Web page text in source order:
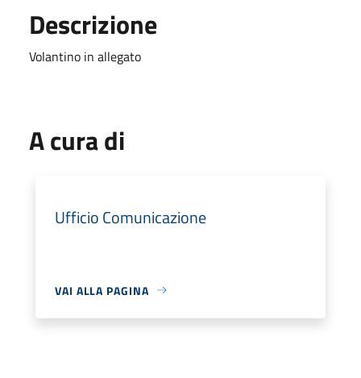
Descrizione
Volantino in allegato
A cura di
Ufficio Comunicazione
VAI ALLA PAGINA